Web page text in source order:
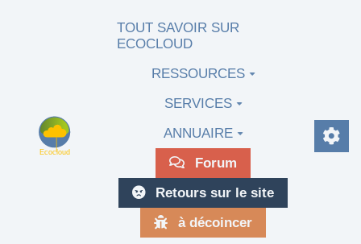
Aller au contenu principal
TOUT SAVOIR SUR
ECOCLOUD
RESSOURCES
SERVICES
ANNUAIRE
Forum
Retours sur le site
à décoincer